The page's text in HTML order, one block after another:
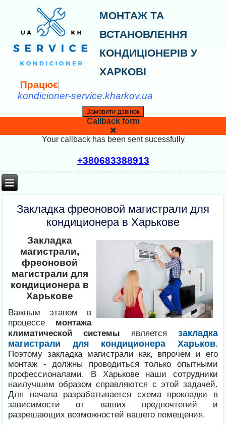
МОНТАЖ ТА
ВСТАНОВЛЕННЯ
КОНДИЦІОНЕРІВ У
ХАРКОВІ
Працює
kondicioner-service.kharkov.ua
Замовити дзвінок
Callback form
Your callback has been sent sucessfully
+380683388913
Закладка фреоновой магистрали для
кондиционера в Харькове
Закладка
магистрали,
фреоновой
магистрали для
кондиционера в
Харькове
Важным этапом в
процессе монтажа
климатической системы является закладка
магистрали для кондиционера Харьков.
Поэтому закладка магистрали как, впрочем и его
монтаж - должны проводиться только опытными
профессионалами. В Харькове наши сотрудники
наилучшим образом справляются с этой задачей.
Для начала разрабатывается схема прокладки в
зависимости от ваших предпочтений и
разрешающих возможностей вашего помещения.